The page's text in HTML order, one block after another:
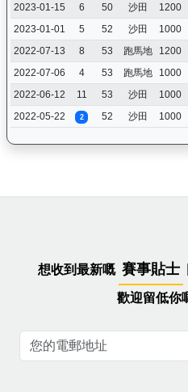
2023-01-15
6 50 沙田 1200
2023-01-01
5 52 沙田 1000
2022-07-13
8 53 跑馬地 1200
2022-07-06
4 53 跑馬地 1000
2022-06-12
11 53 沙田 1000
2022-05-22
2 52 沙田 1000
想收到最新嘅 賽事貼士
歡迎留低你